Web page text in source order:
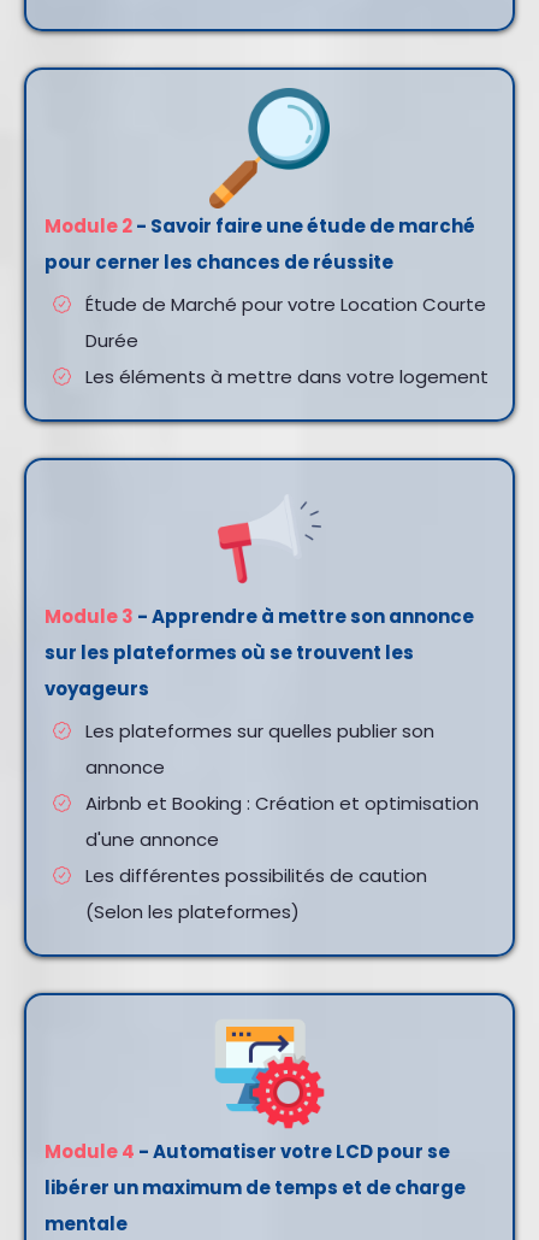
Module 2- Savoir faire une étude de marché
pour cerner les chances de réussite
Étude de Marché pour votre Location Courte
Durée
Les éléments à mettre dans votre logement
Module 3 - Apprendre à mettre son annonce
sur les plateformes où se trouvent les
voyageurs
Les plateformes sur quelles publier son
annonce
Airbnb et Booking : Création et optimisation
d'une annonce
Les différentes possibilités de caution
(Selon les plateformes)
Module 4 - Automatiser votre LCD pour se
libérer un maximum de temps et de charge
mentale